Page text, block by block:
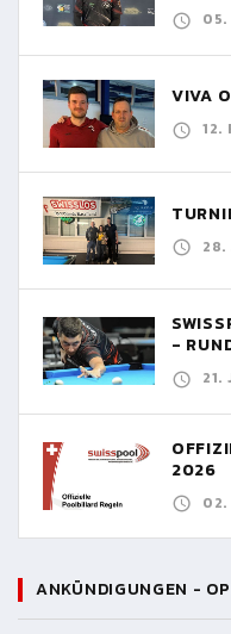
05.
VIVA
12.
28.
-
21.
2026
02.
ANKÜNDIGUNGEN -